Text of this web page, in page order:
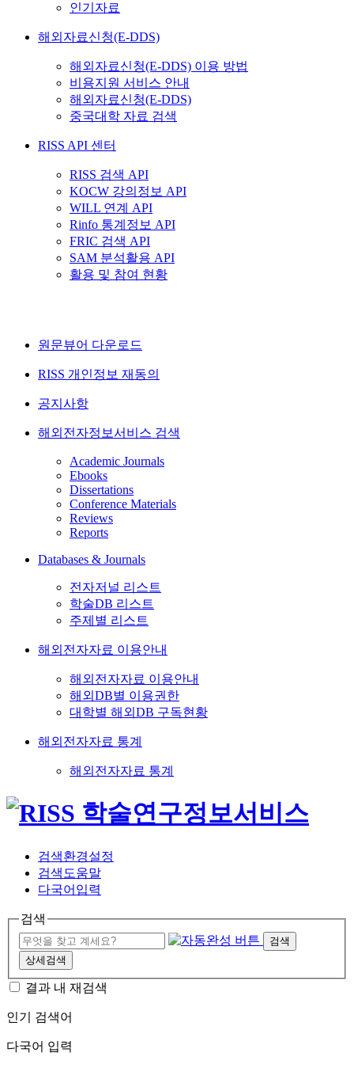
인기자료
해외자료신청(E-DDS)
해외자료신청(E-DDS) 이용 방법
비용지원 서비스 안내
해외자료신청(E-DDS)
중국대학 자료 검색
RISS API 센터
RISS 검색 API
KOCW 강의정보 API
WILL 연계 API
Rinfo 통계정보 API
FRIC 검색 API
SAM 분석활용 API
활용 및 참여 현황
원문뷰어 다운로드
RISS 개인정보 재동의
공지사항
해외전자정보서비스 검색
Academic Journals
Ebooks
Dissertations
Conference Materials
Reviews
Reports
Databases & Journals
전자저널 리스트
학술DB 리스트
주제별 리스트
해외전자자료 이용안내
해외전자자료 이용안내
해외DB별 이용권한
대학별 해외DB 구독현황
해외전자자료 통계
해외전자자료 통계
검색환경설정
검색도움말
다국어입력
검색
검색
상세검색
결과 내 재검색
인기 검색어
다국어 입력